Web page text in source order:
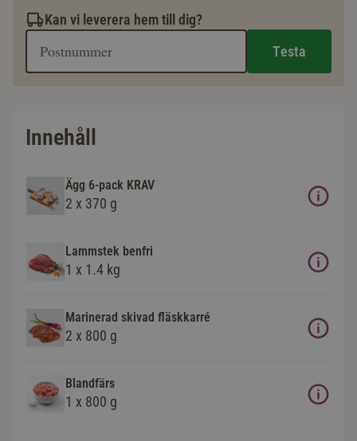
Kan vi leverera hem till dig?
Testa
Innehåll
Ägg 6-pack KRAV
2 x 370 g
Lammstek benfri
1 x 1.4 kg
Marinerad skivad fläskkarré
2 x 800 g
Blandfärs
1 x 800 g